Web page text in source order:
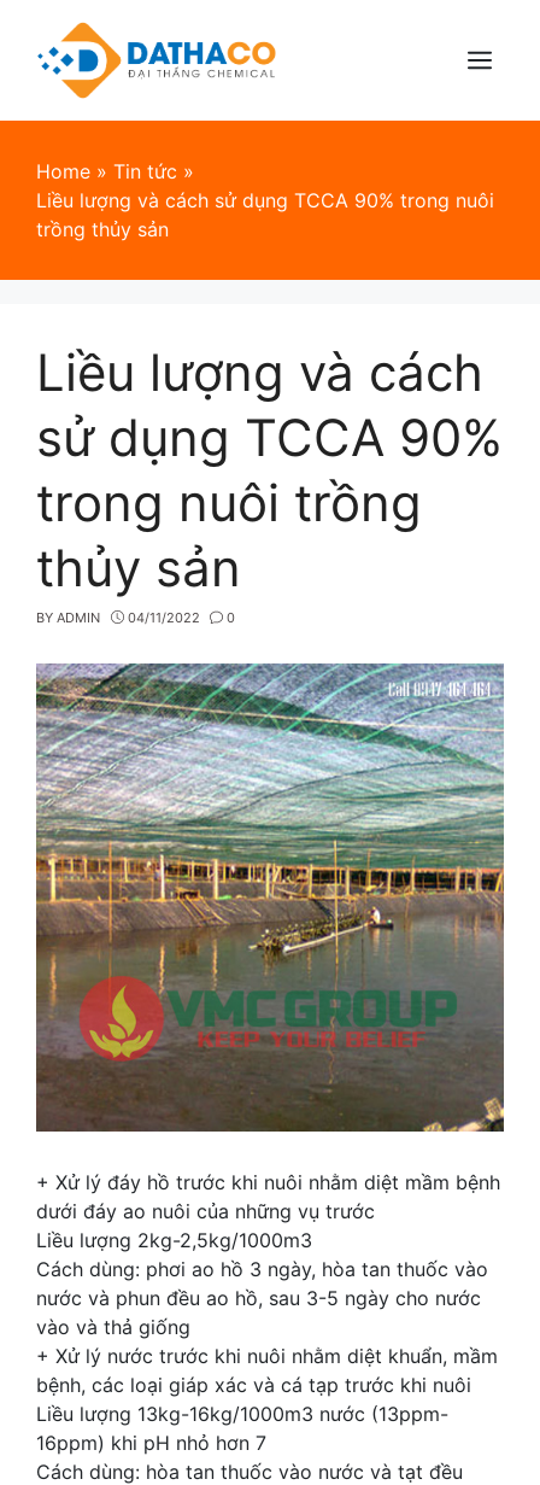
content
Menu
Home » Tin tức »
Liều lượng và cách sử dụng TCCA 90% trong nuôi
trồng thủy sản
Liều lượng và cách
sử dụng TCCA 90%
trong nuôi trồng
thủy sản
BY ADMIN 04/11/2022 0
+ Xử lý đáy hồ trước khi nuôi nhằm diệt mầm bệnh
dưới đáy ao nuôi của những vụ trước
Liều lượng 2kg-2,5kg/1000m3
Cách dùng: phơi ao hồ 3 ngày, hòa tan thuốc vào
nước và phun đều ao hồ, sau 3-5 ngày cho nước
vào và thả giống
+ Xử lý nước trước khi nuôi nhằm diệt khuẩn, mầm
bệnh, các loại giáp xác và cá tạp trước khi nuôi
Liều lượng 13kg-16kg/1000m3 nước (13ppm-
16ppm) khi pH nhỏ hơn 7
Cách dùng: hòa tan thuốc vào nước và tạt đều